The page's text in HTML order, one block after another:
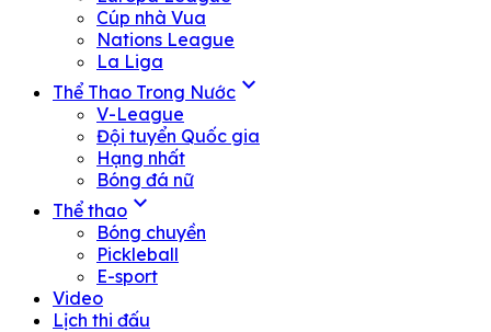
Cúp nhà Vua
Nations League
La Liga
Thể Thao Trong Nước expand_more
V-League
Đội tuyển Quốc gia
Hạng nhất
Bóng đá nữ
Thể thao expand_more
Bóng chuyền
Pickleball
E-sport
Video
Lịch thi đấu